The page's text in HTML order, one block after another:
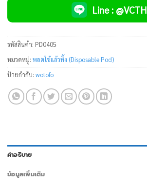
Line : @VCTH
รหัสสินค้า: PD0405
หมวดหมู่: พอตใช้แล้วทิ้ง (Disposable Pod)
ป้ายกำกับ: wotofo
คำอธิบาย
ข้อมูลเพิ่มเติม